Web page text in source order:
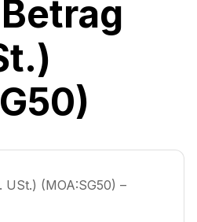
USt.) (MOA:SG50) –